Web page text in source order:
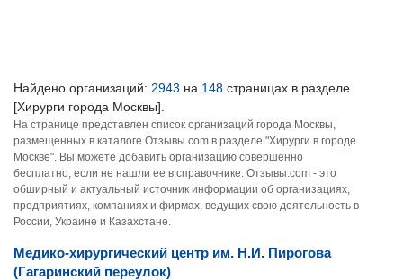
Найдено организаций: 2943 на 148 страницах в разделе
[Хирурги города Москвы].
На странице представлен список организаций города Москвы,
размещенных в каталоге Отзывы.com в разделе "Хирурги в городе
Москве". Вы можете добавить организацию совершенно
бесплатно, если не нашли ее в справочнике. Отзывы.com - это
обширный и актуальный источник информации об организациях,
предприятиях, компаниях и фирмах, ведущих свою деятельность в
России, Украине и Казахстане.
Медико-хирургический центр им. Н.И. Пирогова
(Гагаринский переулок)